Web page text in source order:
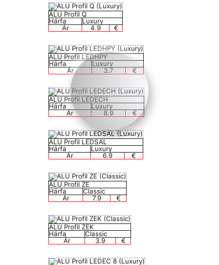
ALU Profil Q
Hárfa
Luxury
Ár
4.9 €
ALU Profil LEDHPY
Hárfa
Luxury
Ár
3.7 €
ALU Profil LEDECH
Hárfa
Luxury
Ár
8.9 €
ALU Profil LEDSAL
Hárfa
Luxury
Ár
6.9 €
ALU Profil ZE
Hárfa
Classic
Ár
7.9 €
ALU Profil ZEK
Hárfa
Classic
Ár
3.9 €